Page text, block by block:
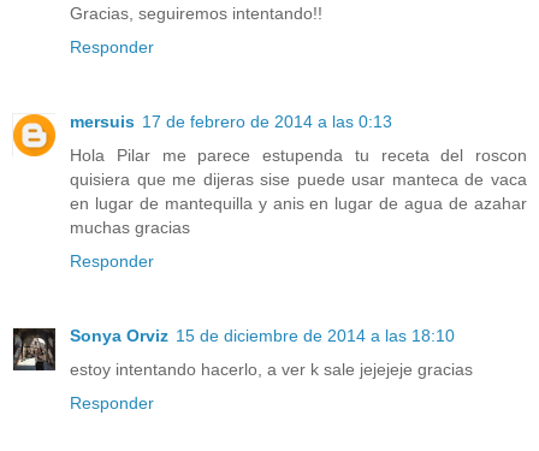
Gracias, seguiremos intentando!!
Responder
mersuis 17 de febrero de 2014 a las 0:13
Hola Pilar me parece estupenda tu receta del roscon
quisiera que me dijeras sise puede usar manteca de vaca
en lugar de mantequilla y anis en lugar de agua de azahar
muchas gracias
Responder
Sonya Orviz 15 de diciembre de 2014 a las 18:10
estoy intentando hacerlo, a ver k sale jejejeje gracias
Responder